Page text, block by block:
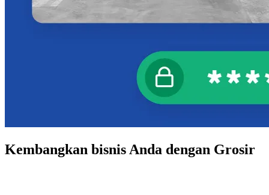
Kembangkan bisnis Anda dengan Grosir